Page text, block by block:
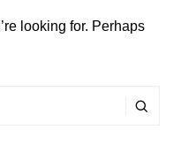
looking for. Perhaps